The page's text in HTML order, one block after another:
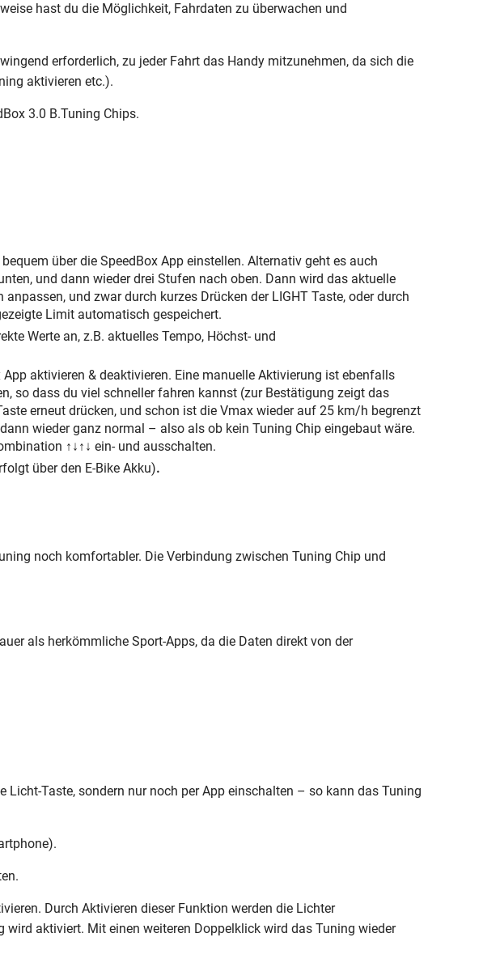
hast du die Möglichkeit, Fahrdaten zu überwachen und
erforderlich, zu jeder Fahrt das Handy mitzunehmen, da sich die
aktivieren etc.).
3.0 B.Tuning Chips.
über die SpeedBox App einstellen. Alternativ geht es auch
und dann wieder drei Stufen nach oben. Dann wird das aktuelle
und zwar durch kurzes Drücken der LIGHT Taste, oder durch
Limit automatisch gespeichert.
Werte an, z.B. aktuelles Tempo, Höchst- und
aktivieren & deaktivieren. Eine manuelle Aktivierung ist ebenfalls
so dass du viel schneller fahren kannst (zur Bestätigung zeigt das
erneut drücken, und schon ist die Vmax wieder auf 25 km/h begrenzt
wieder ganz normal – also als ob kein Tuning Chip eingebaut wäre.
↑↓↑↓ ein- und ausschalten.
über den E-Bike Akku).
noch komfortabler. Die Verbindung zwischen Tuning Chip und
als herkömmliche Sport-Apps, da die Daten direkt von der
Taste, sondern nur noch per App einschalten – so kann das Tuning
Durch Aktivieren dieser Funktion werden die Lichter
aktiviert. Mit einen weiteren Doppelklick wird das Tuning wieder